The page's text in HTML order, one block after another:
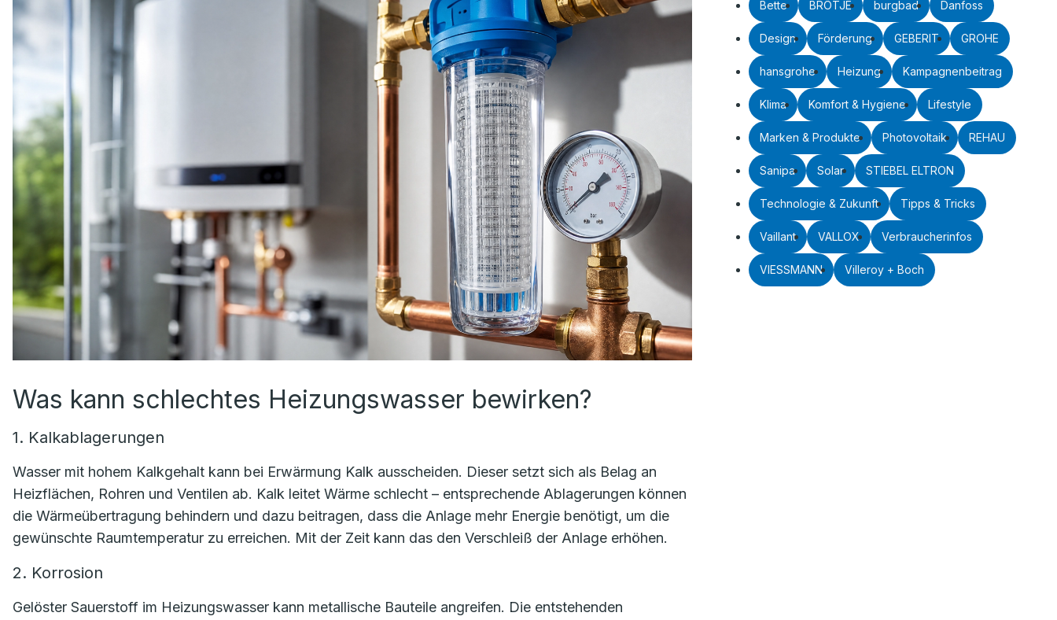
Was kann schlechtes Heizungswasser bewirken?
1. Kalkablagerungen
Wasser mit hohem Kalkgehalt kann bei Erwärmung Kalk ausscheiden. Dieser setzt sich als Belag an
Heizflächen, Rohren und Ventilen ab. Kalk leitet Wärme schlecht – entsprechende Ablagerungen können
die Wärmeübertragung behindern und dazu beitragen, dass die Anlage mehr Energie benötigt, um die
gewünschte Raumtemperatur zu erreichen. Mit der Zeit kann das den Verschleiß der Anlage erhöhen.
2. Korrosion
Gelöster Sauerstoff im Heizungswasser kann metallische Bauteile angreifen. Die entstehenden
Bette BRÖTJE burgbad Danfoss
Design Förderung GEBERIT GROHE
hansgrohe Heizung Kampagnenbeitrag
Klima Komfort & Hygiene Lifestyle
Marken & Produkte Photovoltaik REHAU
Sanipa Solar STIEBEL ELTRON
Technologie & Zukunft Tipps & Tricks
Vaillant VALLOX Verbraucherinfos
VIESSMANN Villeroy + Boch